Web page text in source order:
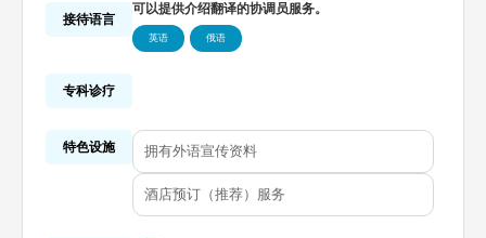
界级毛发移植大师Dr.Unger那里学到了毛发移植术。
时间倒流，由Ohkims来实现。
Ohkims的“秘密健康”计划与众不同，独树一帜。
接待语言
可以提供介绍翻译的协调员服务。
英语 俄语
专科诊疗
特色设施 拥有外语宣传资料
酒店预订（推荐）服务